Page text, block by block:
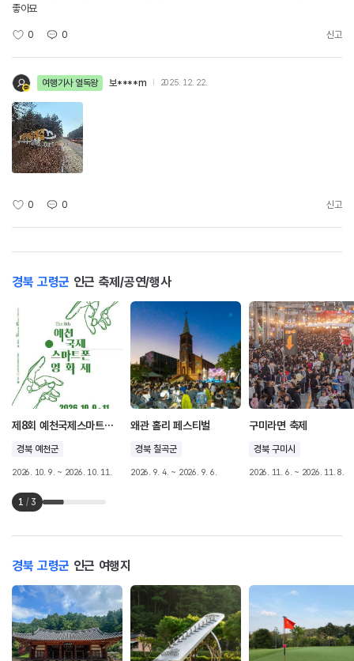
좋아묘
0 0 신고
여행기사 열독왕 보****m 2025. 12. 22.
0 0 신고
경북 고령군 인근 축제/공연/행사
제8회 예천국제스마트폰영화제
경북 예천군
2026. 10. 9. ~ 2026. 10. 11.
왜관 홀리 페스티벌
경북 칠곡군
2026. 9. 4. ~ 2026. 9. 6.
구미라면 축제
경북 구미시
2026. 11. 6. ~ 2026. 11. 8.
1 / 3
경북 고령군 인근 여행지